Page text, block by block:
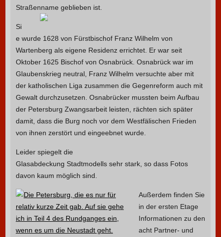
Straßenname geblieben ist.
Si
e wurde 1628 von Fürstbischof Franz Wilhelm von
Wartenberg als eigene Residenz errichtet. Er war seit
Oktober 1625 Bischof von Osnabrück. Osnabrück war im
Glaubenskrieg neutral, Franz Wilhelm versuchte aber mit
der katholischen Liga zusammen die Gegenreform auch mit
Gewalt durchzusetzen. Osnabrücker mussten beim Aufbau
der Petersburg Zwangsarbeit leisten, rächten sich später
damit, dass die Burg noch vor dem Westfälischen Frieden
von ihnen zerstört und eingeebnet wurde.
Leider spiegelt die
Glasabdeckung Stadtmodells sehr stark, so dass Fotos
davon kaum möglich sind.
Außerdem finden Sie
in der ersten Etage
Informationen zu den
acht Partner- und